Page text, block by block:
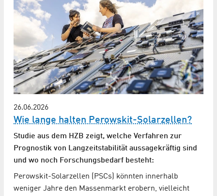
26.06.2026
Wie lange halten Perowskit-Solarzellen?
Studie aus dem HZB zeigt, welche Verfahren zur
Prognostik von Langzeitstabilität aussagekräftig sind
und wo noch Forschungsbedarf besteht:
Perowskit-Solarzellen (PSCs) könnten innerhalb
weniger Jahre den Massenmarkt erobern, vielleicht